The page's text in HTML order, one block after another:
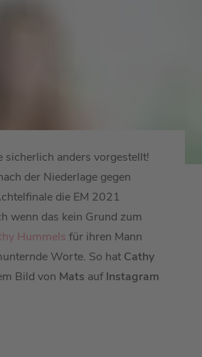
sicherlich anders vorgestellt!
der Niederlage gegen
die EM 2021
wenn das kein Grund zum
Hummels für ihren Mann
Worte. So hat Cathy
Bild von Mats aufInstagram